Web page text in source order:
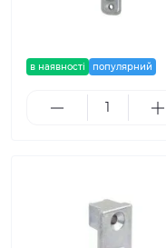
в наявності популярний